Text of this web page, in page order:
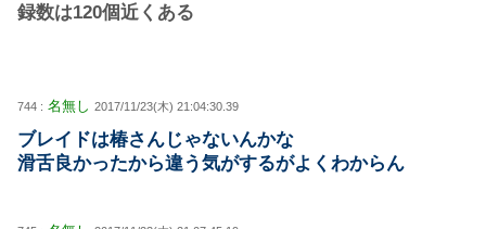
録数は120個近くある
744 : 名無し 2017/11/23(木) 21:04:30.39
ブレイドは椿さんじゃないんかな
滑舌良かったから違う気がするがよくわからん